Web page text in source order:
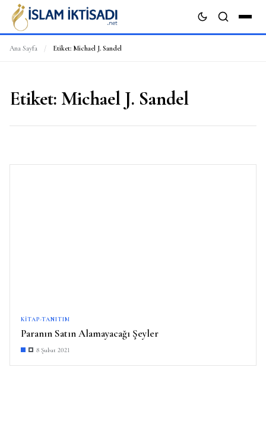
Ana Sayfa / Etiket: Michael J. Sandel
Etiket: Michael J. Sandel
KITAP-TANITIM
Paranın Satın Alamayacağı Şeyler
8 Şubat 2021